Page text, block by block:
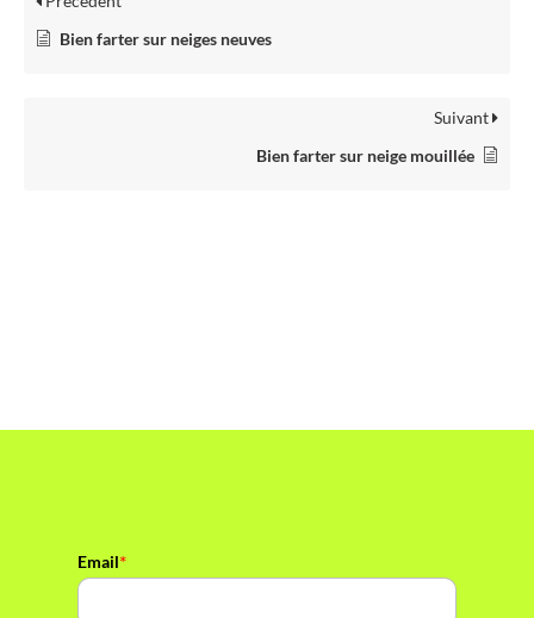
Bien farter sur neiges neuves
Suivant
Bien farter sur neige mouillée
Email*